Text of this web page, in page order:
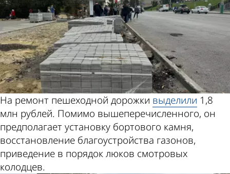
На ремонт пешеходной дорожки выделили 1,8
млн рублей. Помимо вышеперечисленного, он
предполагает установку бортового камня,
восстановление благоустройства газонов,
приведение в порядок люков смотровых
колодцев.